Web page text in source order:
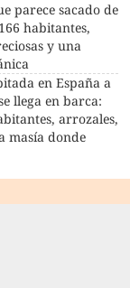
parece sacado de
habitantes,
y una
en España a
llega en barca:
arrozales,
masía donde